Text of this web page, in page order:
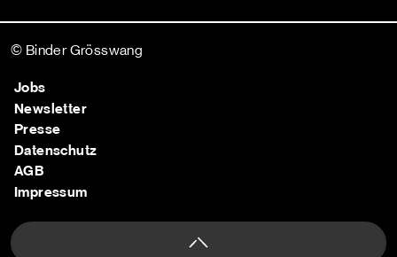
© Binder Grösswang
Jobs
Newsletter
Presse
Datenschutz
AGB
Impressum
Nach